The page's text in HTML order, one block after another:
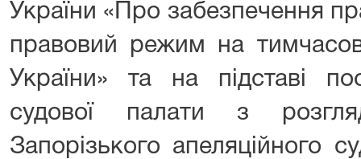
України «Про забезпечення
правовий режим на
України» та на підставі
судової палати з
Запорізького апеляційного